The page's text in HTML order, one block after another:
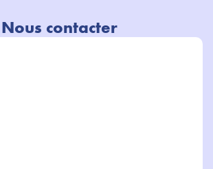
Nous contacter